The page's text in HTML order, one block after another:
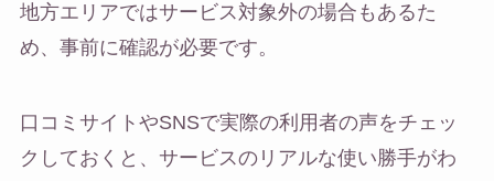
地方エリアではサービス対象外の場合もあるた
め、事前に確認が必要です。
口コミサイトやSNSで実際の利用者の声をチェッ
クしておくと、サービスのリアルな使い勝手がわ